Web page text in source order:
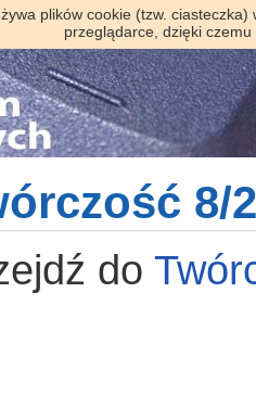
plików cookie (tzw.
przeglądarce, dzięki
8/
do